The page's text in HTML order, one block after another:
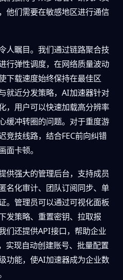
他们需要在敏感地区进行通信
人瞩目。我们通过链路聚合技
行弹性调度，在网络质量波动
下载速度始终保持在最佳区
就近分发策略，AI加速器针对
，用户可以快速加载高分辨率
缓冲转圈的问题。对于重度游
竞技线路，结合FEC前向纠错
面卡顿。
供强大的管理后台，支持成员
名化审计、团队订阅同步、单
。管理员可以通过可视化面板
发策略、重置密钥、拉取报
们还提供API接口，帮助企业
实现自动创建账号、批量配置
功能，使AI加速器成为企业数